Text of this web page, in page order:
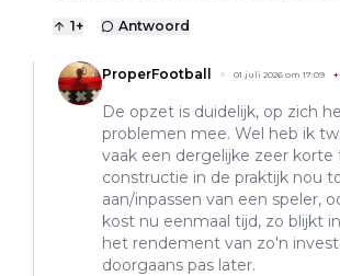
1+ Antwoord
ProperFootball 01 juli 2026 om 17:09 +
De opzet is duidelijk, op zich
problemen mee. Wel heb ik
vaak een dergelijke zeer korte
constructie in de praktijk nou
aan/inpassen van een speler,
kost nu eenmaal tijd, zo blijkt
het rendement van zo'n
doorgaans pas later.